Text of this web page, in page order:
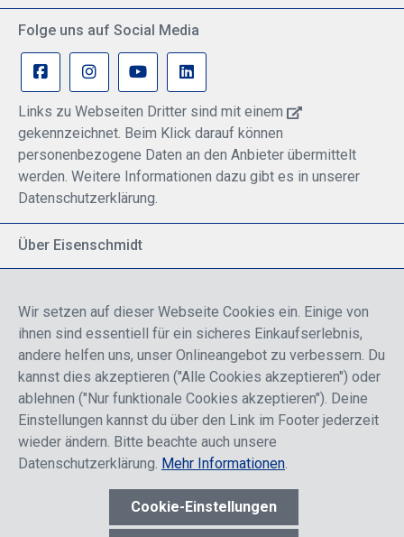
Folge uns auf Social Media
Links zu Webseiten Dritter sind mit einem
gekennzeichnet. Beim Klick darauf können
personenbezogene Daten an den Anbieter übermittelt
werden. Weitere Informationen dazu gibt es in unserer
Datenschutzerklärung.
Über Eisenschmidt
Breite Palette von Luftfahrtprodukten
Fokus auf Pilotenausbildung
Sicher einkaufen
* Alle Preise sind einschließlich der Rabatte, die je nach Login,
entweder für Endkunden oder Händler gelten und inklusive
Wir setzen auf dieser Webseite Cookies ein. Einige von
ihnen sind essentiell für ein sicheres Einkaufserlebnis,
andere helfen uns, unser Onlineangebot zu verbessern. Du
kannst dies akzeptieren ("Alle Cookies akzeptieren") oder
ablehnen ("Nur funktionale Cookies akzeptieren"). Deine
Einstellungen kannst du über den Link im Footer jederzeit
wieder ändern. Bitte beachte auch unsere
Datenschutzerklärung. Mehr Informationen.
Cookie-Einstellungen